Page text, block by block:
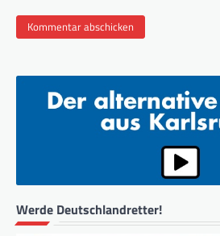
Werde Deutschlandretter!